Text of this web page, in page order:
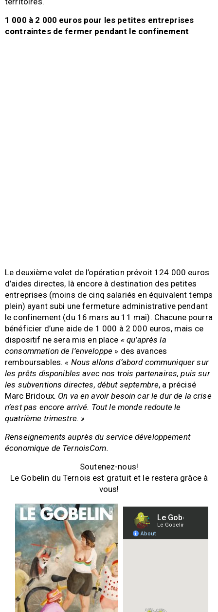
1 000 à 2 000 euros pour les petites entreprises
contraintes de fermer pendant le confinement
Le deuxième volet de l’opération prévoit 124 000 euros
d’aides directes, là encore à destination des petites
entreprises (moins de cinq salariés en équivalent temps
plein) ayant subi une fermeture administrative pendant
le confinement (du 16 mars au 11 mai). Chacune pourra
bénéficier d’une aide de 1 000 à 2 000 euros, mais ce
dispositif ne sera mis en place « qu’après la
consommation de l’enveloppe » des avances
remboursables. « Nous allons d’abord communiquer sur
les prêts disponibles avec nos trois partenaires, puis sur
les subventions directes, début septembre, a précisé
Marc Bridoux. On va en avoir besoin car le dur de la crise
n’est pas encore arrivé. Tout le monde redoute le
quatrième trimestre. »
Renseignements auprès du service développement
économique de TernoisCom.
Soutenez-nous!
Le Gobelin du Ternois est gratuit et le restera grâce à
vous!